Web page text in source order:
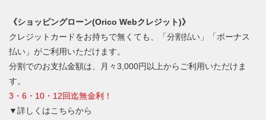
《ショッピングローン(Orico Webクレジット)》
クレジットカードをお持ちで無くても、「分割払い」「ボーナス
払い」がご利用いただけます。
分割でのお支払金額は、月々3,000円以上からご利用いただけま
す。
3・6・10・12回迄無金利！
▼詳しくはこちらから